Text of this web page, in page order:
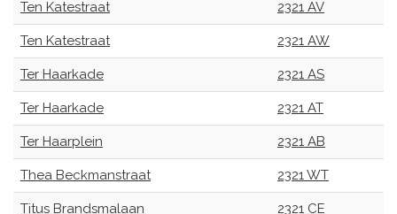
Ten Katestraat 2321 AV
Ten Katestraat 2321 AW
Ter Haarkade 2321 AS
Ter Haarkade 2321 AT
Ter Haarplein 2321 AB
Thea Beckmanstraat 2321 WT
Titus Brandsmalaan 2321 CE